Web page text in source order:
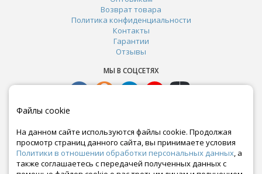
Возврат товара
Политика конфиденциальности
Контакты
Гарантии
Отзывы
МЫ В СОЦСЕТЯХ
Файлы cookie
На данном сайте используются файлы cookie. Продолжая
просмотр страниц данного сайта, вы принимаете условия
Политики в отношении обработки персональных данных, а
также соглашаетесь с передачей полученных данных с